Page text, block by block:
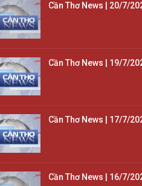
Cần Thơ News | 20/7/
Cần Thơ News | 19/7/
Cần Thơ News | 17/7/
Cần Thơ News | 16/7/